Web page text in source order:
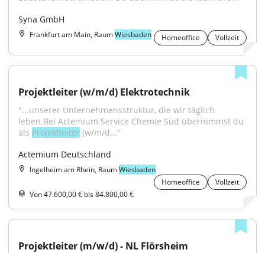
Syna GmbH
Frankfurt am Main, RaumWiesbaden Homeoffice Vollzeit
Projektleiter (w/m/d) Elektrotechnik
"...unserer Unternehmensstruktur, die wir täglich
leben.Bei Actemium Service Chemie Süd übernimmst du
als Projektleiter (w/m/d..."
Actemium Deutschland
Ingelheim am Rhein, RaumWiesbaden
Homeoffice
Vollzeit
Von 47.600,00 € bis 84.800,00 €
Projektleiter (m/w/d) - NL Flörsheim